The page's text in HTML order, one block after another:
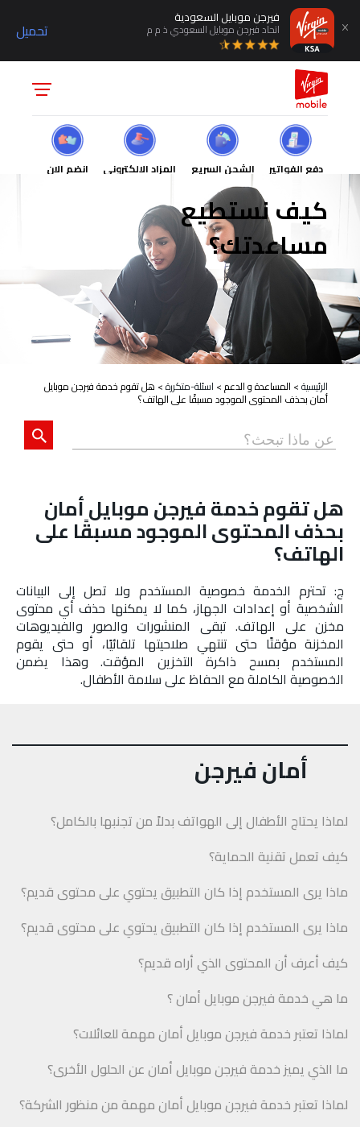
تحميل
فيرجن موبايل السعودية
اتحاد فيرجن موبايل السعودي ذ م م
دفع الفواتير الشحن السريع المزاد الالكتروني انضم الان
كيف نستطيع
مساعدتك؟
الرئيسية> المساعدة و الدعم> اسئلة-متكررة> هل تقوم خدمة فيرجن موبايل
أمان بحذف المحتوى الموجود مسبقًا على الهاتف؟
هل تقوم خدمة فيرجن موبايل أمان
بحذف المحتوى الموجود مسبقًا على
الهاتف؟
ج: تحترم الخدمة خصوصية المستخدم ولا تصل إلى البيانات
الشخصية أو إعدادات الجهاز، كما لا يمكنها حذف أي محتوى
مخزن على الهاتف. تبقى المنشورات والصور والفيديوهات
المخزنة مؤقتًا حتى تنتهي صلاحيتها تلقائيًا، أو حتى يقوم
المستخدم بمسح ذاكرة التخزين المؤقت. وهذا يضمن
الخصوصية الكاملة مع الحفاظ على سلامة الأطفال.
أمان فيرجن
لماذا يحتاج الأطفال إلى الهواتف بدلاً من تجنبها بالكامل؟
كيف تعمل تقنية الحماية؟
ماذا يرى المستخدم إذا كان التطبيق يحتوي على محتوى قديم؟
ماذا يرى المستخدم إذا كان التطبيق يحتوي على محتوى قديم؟
كيف أعرف أن المحتوى الذي أراه قديم؟
ما هي خدمة فيرجن موبايل أمان ؟
لماذا تعتبر خدمة فيرجن موبايل أمان مهمة للعائلات؟
ما الذي يميز خدمة فيرجن موبايل أمان عن الحلول الأخرى؟
لماذا تعتبر خدمة فيرجن موبايل أمان مهمة من منظور الشركة؟